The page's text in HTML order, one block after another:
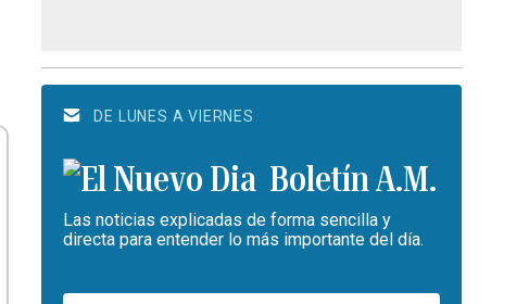
DE LUNES A VIERNES
Boletín A.M.
Las noticias explicadas de forma sencilla y
directa para entender lo más importante del día.